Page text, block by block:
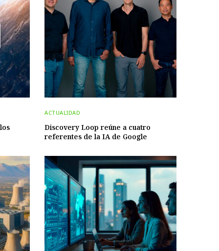
ACTUALIDAD
Discovery Loop reúne a cuatro
referentes de la IA de Google